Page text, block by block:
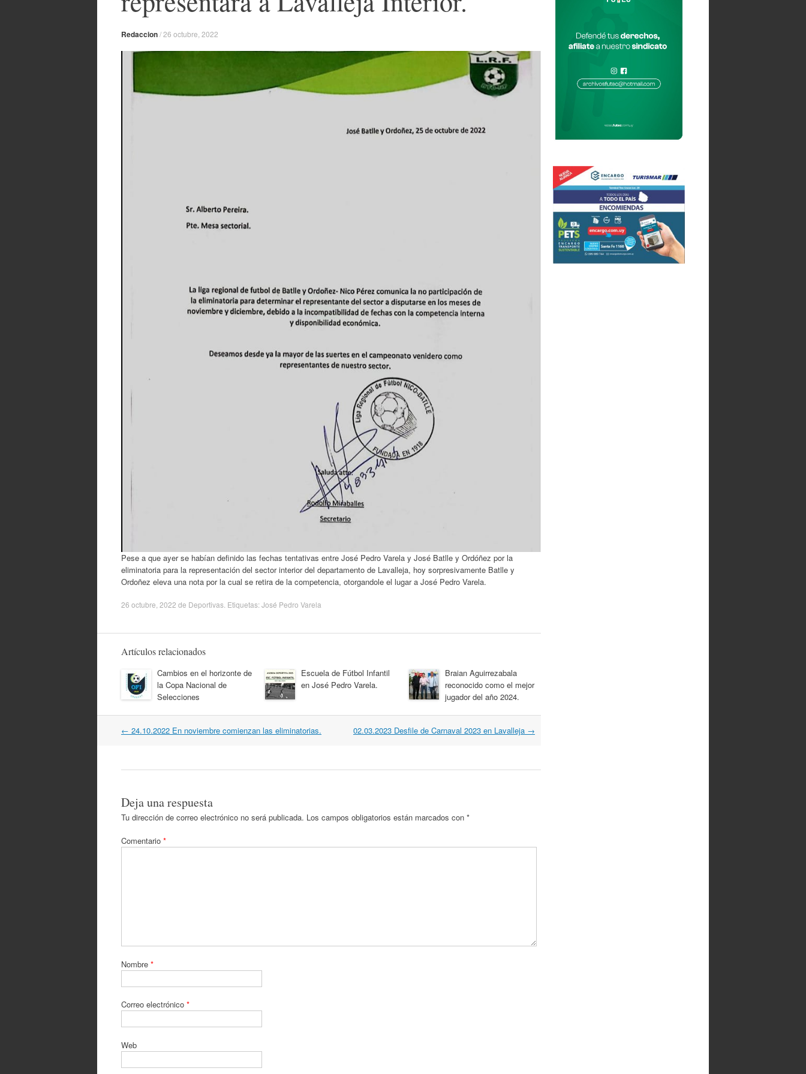
Redaccion/26 octubre, 2022
Pese a que ayer se habían definido las fechas tentativas entre José Pedro Varela y José Batlle y Ordóñez por la
eliminatoria para la representación del sector interior del departamento de Lavalleja, hoy sorpresivamente Batlle y
Ordoñez eleva una nota por la cual se retira de la competencia, otorgandole el lugar a José Pedro Varela.
26 octubre, 2022 de Deportivas . Etiquetas:José Pedro Varela
Artículos relacionados
Cambios en el horizonte de
la Copa Nacional de
Selecciones
Escuela de Fútbol Infantil
en José Pedro Varela.
Braian Aguirrezabala
reconocido como el mejor
jugador del año 2024.
Navegación
← 24.10.2022 En noviembre comienzan las eliminatorias. 02.03.2023 Desfile de Carnaval 2023 en Lavalleja →
Deja una respuesta
Tu dirección de correo electrónico no será publicada. Los campos obligatorios están marcados con *
Comentario *
Nombre *
Correo electrónico *
Web